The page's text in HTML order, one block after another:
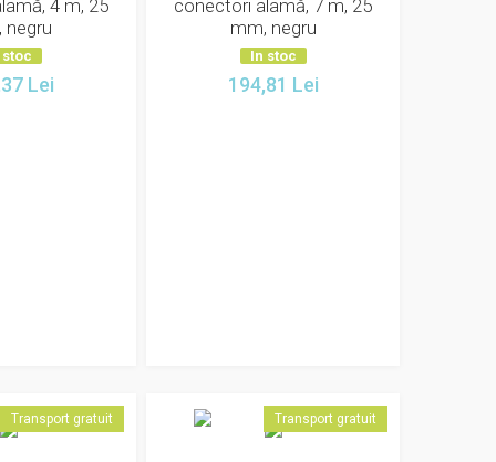
4 m, 25
negru
stoc
Lei
conectori alamă, 7 m, 25
mm, negru
In stoc
194,81 Lei
Transport gratuit Transport gratuit